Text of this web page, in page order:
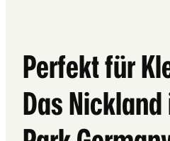
Perfekt für
Das